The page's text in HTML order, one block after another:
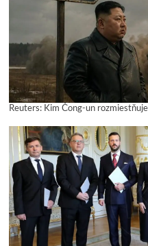
Reuters: Kim Čong-un